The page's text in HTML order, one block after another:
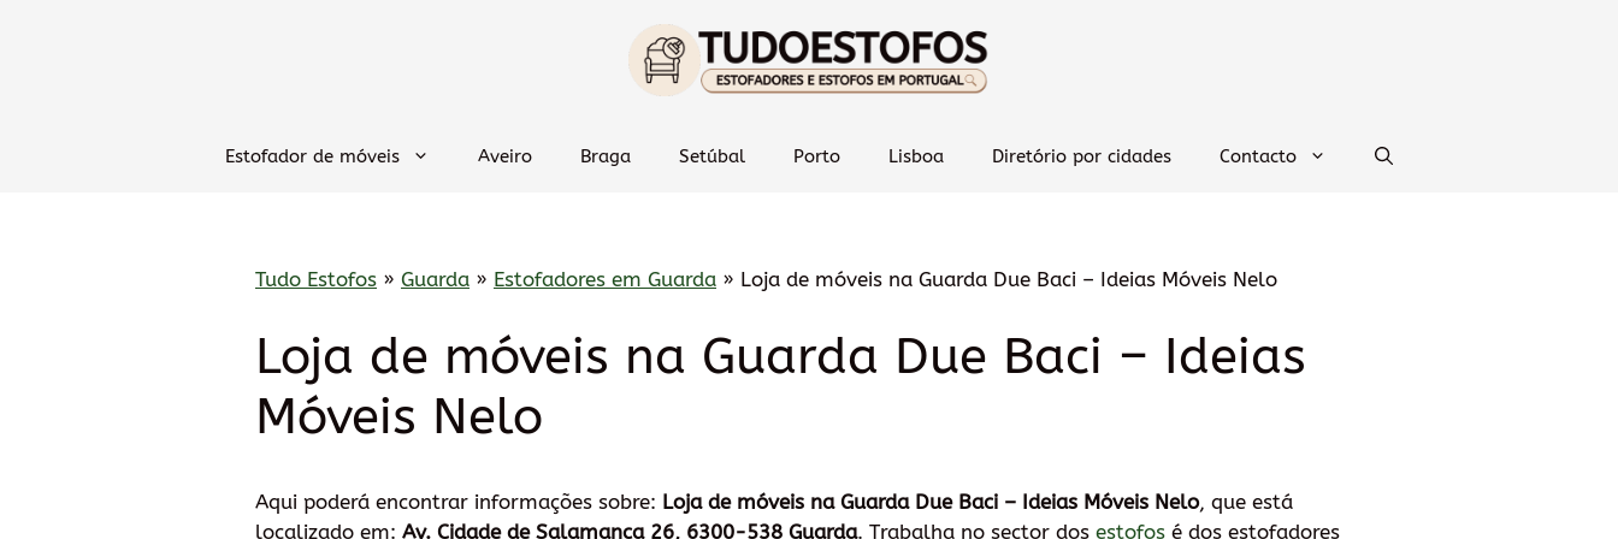
Estofador de móveis Aveiro Braga Setúbal Porto Lisboa Diretório por cidades Contacto
Tudo Estofos » Guarda » Estofadores em Guarda » Loja de móveis na Guarda Due Baci – Ideias Móveis Nelo
Loja de móveis na Guarda Due Baci – Ideias
Móveis Nelo
Aqui poderá encontrar informações sobre: Loja de móveis na Guarda Due Baci – Ideias Móveis Nelo, que está
localizado em: Av. Cidade de Salamanca 26, 6300-538 Guarda. Trabalha no sector dos estofos é dos estofadores